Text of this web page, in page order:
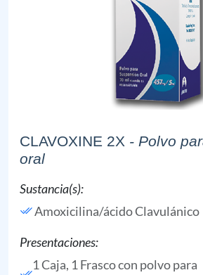
CLAVOXINE 2X - Polvo
oral
Sustancia(s):
Amoxicilina/ácido Clavulánico
Presentaciones:
1 Caja, 1 Frasco con polvo para